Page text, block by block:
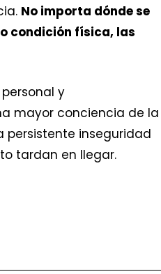
No importa dónde se
condición física, las
y
mayor conciencia de la
persistente inseguridad
tardan en llegar.